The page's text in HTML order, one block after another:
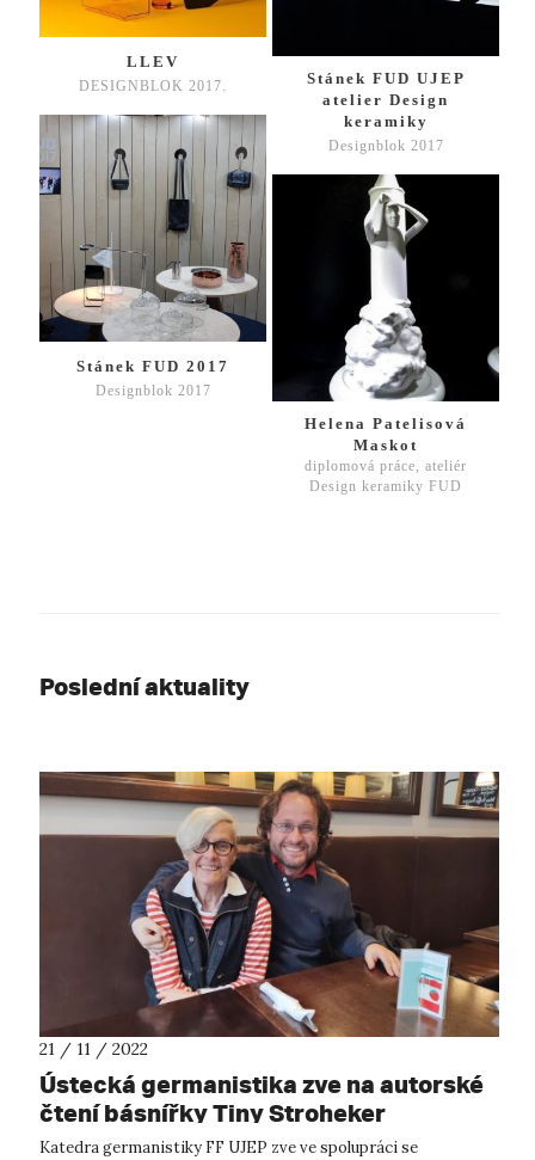
LLEV
DESIGNBLOK 2017.
Stánek FUD UJEP
atelier Design
keramiky
Designblok 2017
Stánek FUD 2017
Designblok 2017
Helena Patelisová
Maskot
diplomová práce, ateliér
Design keramiky FUD
Poslední aktuality
21 / 11 / 2022
Ústecká germanistika zve na autorské
čtení básnířky Tiny Stroheker
Katedra germanistiky FF UJEP zve ve spolupráci se